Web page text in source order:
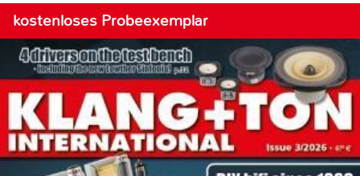
kostenloses Probeexemplar